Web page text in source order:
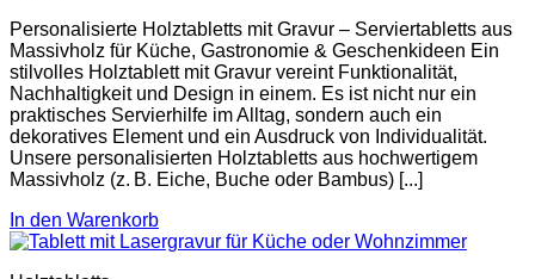
Personalisierte Holztabletts mit Gravur – Serviertabletts aus
Massivholz für Küche, Gastronomie & Geschenkideen Ein
stilvolles Holztablett mit Gravur vereint Funktionalität,
Nachhaltigkeit und Design in einem. Es ist nicht nur ein
praktisches Servierhilfe im Alltag, sondern auch ein
dekoratives Element und ein Ausdruck von Individualität.
Unsere personalisierten Holztabletts aus hochwertigem
Massivholz (z. B. Eiche, Buche oder Bambus) [...]
In den Warenkorb